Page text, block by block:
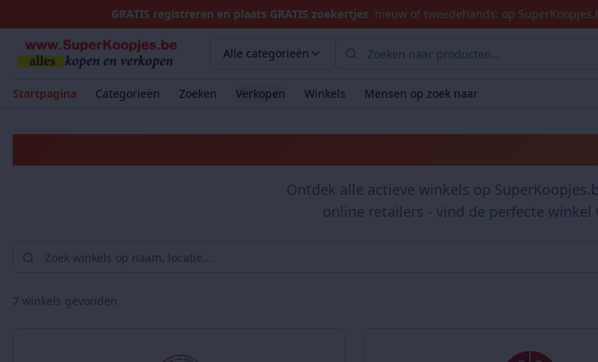
GRATIS registreren en plaats GRATIS zoekertjes nieuw of tweedehands: op
Alle categorieën
Startpagina Categorieën Zoeken Verkopen Winkels Mensen op zoek naar
Ontdek alle actieve winkels op
online retailers - vind de perfecte winkel
7 winkels gevonden